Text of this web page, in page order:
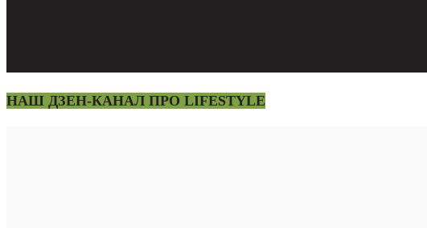
НАШ ДЗЕН-КАНАЛ ПРО LIFESTYLE